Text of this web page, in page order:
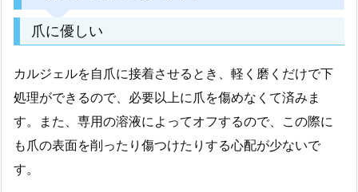
爪に優しい
カルジェルを自爪に接着させるとき、軽く磨くだけで下
処理ができるので、必要以上に爪を傷めなくて済みま
す。また、専用の溶液によってオフするので、この際に
も爪の表面を削ったり傷つけたりする心配が少ないで
す。